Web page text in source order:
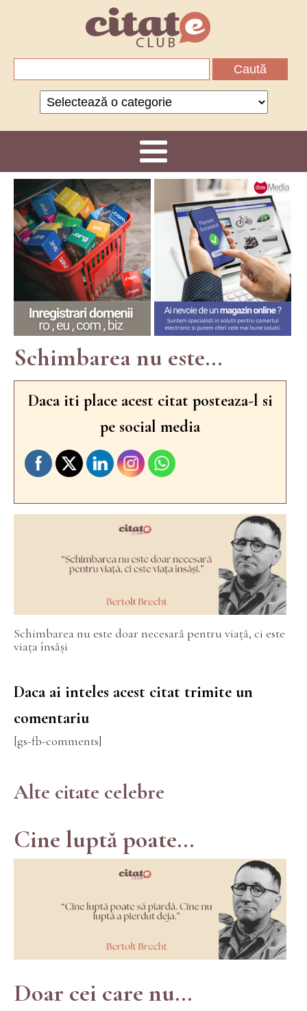
Categorii
Schimbarea nu este...
Daca iti place acest citat posteaza-l si
pe social media
Schimbarea nu este doar necesară pentru viață, ci este
viața însăși
Daca ai inteles acest citat trimite un
comentariu
[gs-fb-comments]
Alte citate celebre
Cine luptă poate...
Doar cei care nu...